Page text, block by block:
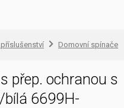
Domovní spínače
přep. ochranou s
bílá 6699H-